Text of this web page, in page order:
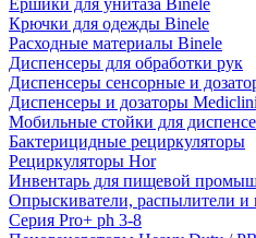
Ёршики для унитаза Binele
Крючки для одежды Binele
Расходные материалы Binele
Диспенсеры для обработки рук
Диспенсеры сенсорные и
Диспенсеры и дозаторы
Мобильные стойки для
Бактерицидные рециркуляторы
Рециркуляторы Hor
Инвентарь для пищевой
Опрыскиватели, распылители и
Серия Pro+ ph 3-8